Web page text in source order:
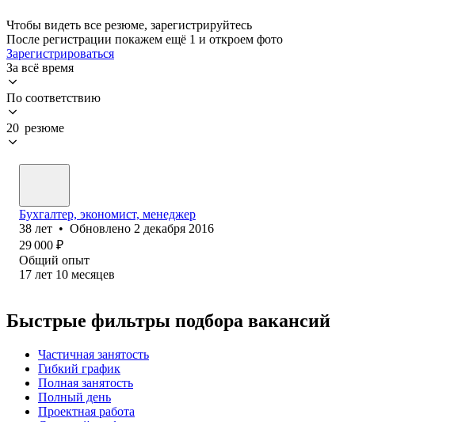
Чтобы видеть все резюме, зарегистрируйтесь
После регистрации покажем ещё 1 и откроем фото
Зарегистрироваться
За всё время
По соответствию
20 резюме
Бухгалтер, экономист, менеджер
38 лет • Обновлено 2 декабря 2016
29 000 ₽
Общий опыт
17 лет 10 месяцев
Быстрые фильтры подбора вакансий
Частичная занятость
Гибкий график
Полная занятость
Полный день
Проектная работа